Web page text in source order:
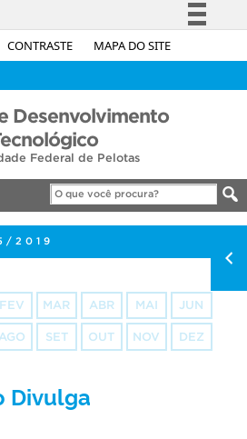
CONTRASTE MAPA DO SITE
Simplifique!
Acesso à informação
Legislação
Canais
Desenvolvimento
Federal de Pelotas
2019
FEV MAR ABR MAI JUN
AGO SET OUT NOV DEZ
Divulga